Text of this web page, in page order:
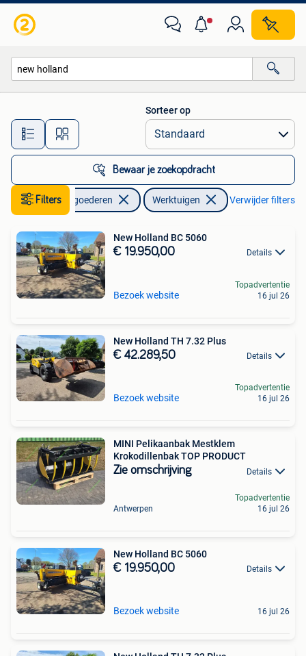
Alle afstanden…
Sorteer op
Bewaar je zoekopdracht
Filters
Zakelijke goederen Werktuigen Verwijder filters
New Holland BC 5060
€ 19.950,00 Details
Bezoek website
Topadvertentie
16 jul 26
New Holland TH 7.32 Plus
€ 42.289,50 Details
Bezoek website
Topadvertentie
16 jul 26
MINI Pelikaanbak Mestklem
Krokodillenbak TOP PRODUCT
Zie omschrijving Details
Antwerpen
Topadvertentie
16 jul 26
New Holland BC 5060
€ 19.950,00 Details
Bezoek website 16 jul 26